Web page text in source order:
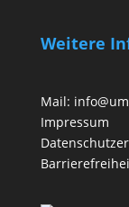
Weitere
Mail:
Impressum